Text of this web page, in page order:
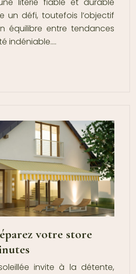
un défi, toutefois l’objectif
équilibre entre tendances
indéniable….
votre store
invite à la détente,